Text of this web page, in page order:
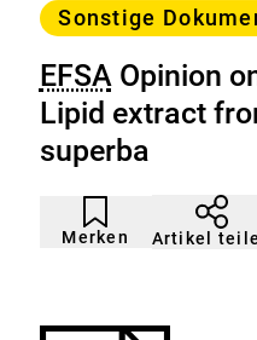
Kategorie
Sonstige
EFSAOpinion
Lipid extract
superba
Merken
Artikel
nicht
gemerkt
Durch
Klicken
der
Artikel